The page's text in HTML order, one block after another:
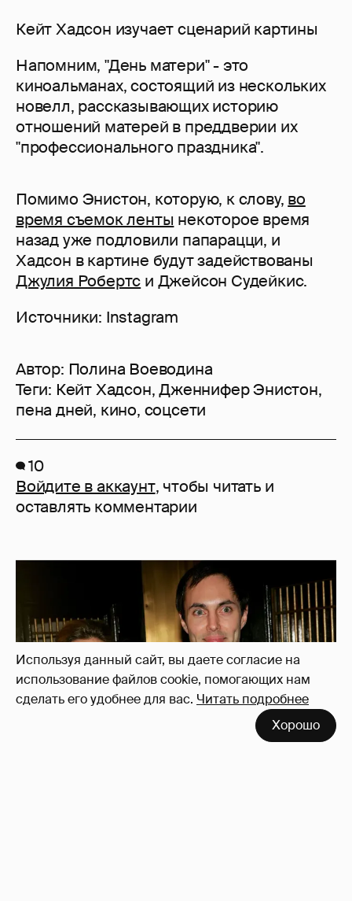
Используя данный сайт, вы даете согласие на
использование файлов cookie, помогающих нам
сделать его удобнее для вас. Читать подробнее
Хорошо
Кейт Хадсон изучает сценарий картины
Напомним, "День матери" - это
киноальманах, состоящий из нескольких
новелл, рассказывающих историю
отношений матерей в преддверии их
"профессионального праздника".
Помимо Энистон, которую, к слову, во
время съемок ленты некоторое время
назад уже подловили папарацци, и
Хадсон в картине будут задействованы
Джулия Робертс и Джейсон Судейкис.
Источники: Instagram
Автор: Полина Воеводина
Теги: Кейт Хадсон,Дженнифер Энистон,
пена дней, кино, соцсети
10
Войдите в аккаунт, чтобы читать и
оставлять комментарии